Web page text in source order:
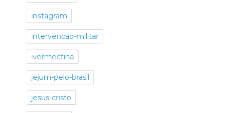
instagram
intervencao-militar
ivermectina
jejum-pelo-brasil
jesus-cristo